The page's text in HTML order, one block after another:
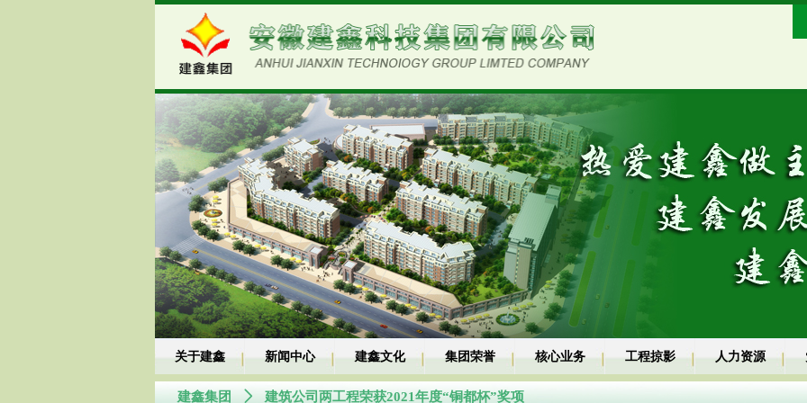
关于建鑫 新闻中心 建鑫文化 集团荣誉 核心业务 工程掠影 人力资源
建鑫集团 ꄲ 建筑公司两工程荣获2021年度“铜都杯”奖项